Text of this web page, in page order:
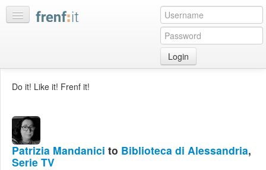
Login
My
discussions
Bookmarks
Do it! Like it! Frenf it!
Patrizia Mandanici to Biblioteca di Alessandria,
Serie TV